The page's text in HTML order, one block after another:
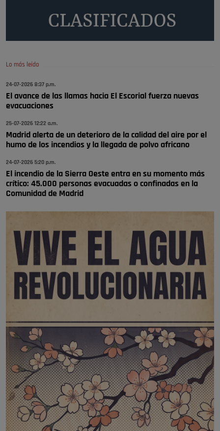
Será amigo de alguien importante...en el Congreso, Senado, en la
Policía o en la politica
Pozuelo de Alarcón
🔴 EXCLUSIVA | El comisario de la …
se va porke no tiene piscina 🤪🤪🤪
Pozuelo de Alarcón
🔴 EXCLUSIVA | El comisario de la …
Lo más leído
24-07-2026 8:37 p.m.
El avance de las llamas hacia El Escorial fuerza nuevas
evacuaciones
25-07-2026 12:22 a.m.
Madrid alerta de un deterioro de la calidad del aire por el
humo de los incendios y la llegada de polvo africano
24-07-2026 5:20 p.m.
El incendio de la Sierra Oeste entra en su momento más
crítico: 45.000 personas evacuadas o confinadas en la
Comunidad de Madrid